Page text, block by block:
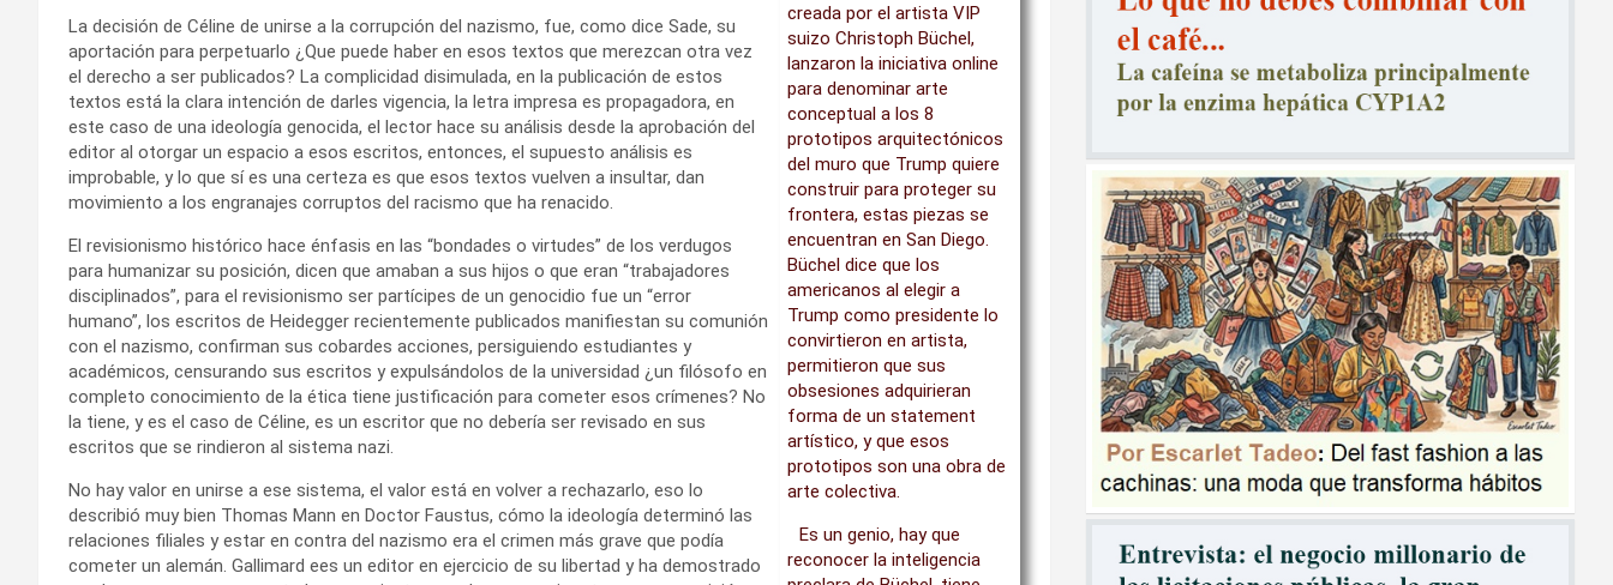
creada por el artista VIP
suizo Christoph Büchel,
lanzaron la iniciativa online
para denominar arte
conceptual a los 8
prototipos arquitectónicos
del muro que Trump quiere
construir para proteger su
frontera, estas piezas se
encuentran en San Diego.
Büchel dice que los
americanos al elegir a
Trump como presidente lo
convirtieron en artista,
permitieron que sus
obsesiones adquirieran
forma de un statement
artístico, y que esos
prototipos son una obra de
arte colectiva.
Es un genio, hay que
reconocer la inteligencia
La decisión de Céline de unirse a la corrupción del nazismo, fue, como dice Sade, su
aportación para perpetuarlo ¿Que puede haber en esos textos que merezcan otra vez
el derecho a ser publicados? La complicidad disimulada, en la publicación de estos
textos está la clara intención de darles vigencia, la letra impresa es propagadora, en
este caso de una ideología genocida, el lector hace su análisis desde la aprobación del
editor al otorgar un espacio a esos escritos, entonces, el supuesto análisis es
improbable, y lo que sí es una certeza es que esos textos vuelven a insultar, dan
movimiento a los engranajes corruptos del racismo que ha renacido.
El revisionismo histórico hace énfasis en las “bondades o virtudes” de los verdugos
para humanizar su posición, dicen que amaban a sus hijos o que eran “trabajadores
disciplinados”, para el revisionismo ser partícipes de un genocidio fue un “error
humano”, los escritos de Heidegger recientemente publicados manifiestan su comunión
con el nazismo, confirman sus cobardes acciones, persiguiendo estudiantes y
académicos, censurando sus escritos y expulsándolos de la universidad ¿un filósofo en
completo conocimiento de la ética tiene justificación para cometer esos crímenes? No
la tiene, y es el caso de Céline, es un escritor que no debería ser revisado en sus
escritos que se rindieron al sistema nazi.
No hay valor en unirse a ese sistema, el valor está en volver a rechazarlo, eso lo
describió muy bien Thomas Mann en Doctor Faustus, cómo la ideología determinó las
relaciones filiales y estar en contra del nazismo era el crimen más grave que podía
cometer un alemán. Gallimard ees un editor en ejercicio de su libertad y ha demostrado